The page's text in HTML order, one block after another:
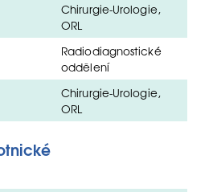
Chirurgie-Urologie,
ORL
Radiodiagnostické
oddělení
Chirurgie-Urologie,
ORL